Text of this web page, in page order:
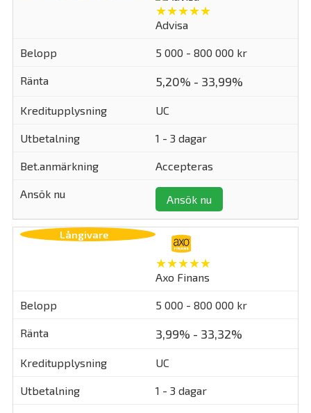
★★★★★
Advisa
5 000 - 800 000 kr
5,20% - 33,99%
UC
1 - 3 dagar
Accepteras
Ansök nu
★★★★★
Axo Finans
5 000 - 800 000 kr
3,99% - 33,32%
UC
1 - 3 dagar